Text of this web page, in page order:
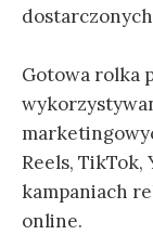
Gotowa rolka
Reels, TikTok,
kampaniach
online.